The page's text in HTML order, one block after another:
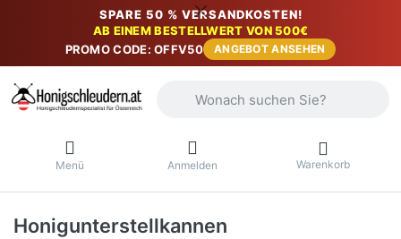
SPARE 50 % VERSANDKOSTEN!
AB EINEM BESTELLWERT VON 500€
PROMO CODE: OFFV50
ANGEBOT ANSEHEN
Menü Anmelden Warenkorb
Honigunterstellkannen